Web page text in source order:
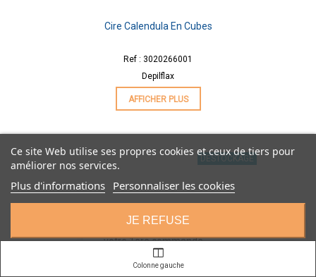
Cire Calendula En Cubes
Ref : 3020266001
Depilflax
AFFICHER PLUS
DESTOCKAGE
Ce site Web utilise ses propres cookies et ceux de tiers pour
améliorer nos services.
Plus d'informations Personnaliser les cookies
JE REFUSE
J'ACCEPTE
votre 1ère commande
avec le code
Colonne gauche